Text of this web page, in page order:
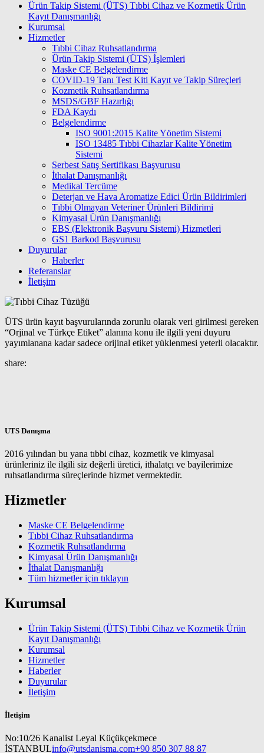
Ürün Takip Sistemi (ÜTS) Tıbbi Cihaz ve Kozmetik Ürün
Kayıt Danışmanlığı
Kurumsal
Hizmetler
Tıbbi Cihaz Ruhsatlandırma
Ürün Takip Sistemi (ÜTS) İşlemleri
Maske CE Belgelendirme
COVID-19 Tanı Test Kiti Kayıt ve Takip Süreçleri
Kozmetik Ruhsatlandırma
MSDS/GBF Hazırlığı
FDA Kaydı
Belgelendirme
ISO 9001:2015 Kalite Yönetim Sistemi
ISО 13485 Tıbbi Cihazlar Kalite Yönetim
Sistemi
Serbest Satış Sertifikası Başvurusu
İthalat Danışmanlığı
Medikal Tercüme
Deterjan ve Hava Aromatize Edici Ürün Bildirimleri
Tıbbi Olmayan Veteriner Ürünleri Bildirimi
Kimyasal Ürün Danışmanlığı
EBS (Elektronik Başvuru Sistemi) Hizmetleri
GS1 Barkod Başvurusu
Duyurular
Haberler
Referanslar
İletişim
ÜTS ürün kayıt başvurularında zorunlu olarak veri girilmesi gereken
“Orjinal ve Türkçe Etiket” alanına konu ile ilgili yeni duyuru
yayımlanana kadar sadece orijinal etiket yüklenmesi yeterli olacaktır.
share:
UTS Danışma
2016 yılından bu yana tıbbi cihaz, kozmetik ve kimyasal
ürünleriniz ile ilgili siz değerli üretici, ithalatçı ve bayilerimize
ruhsatlandırma süreçlerinde hizmet vermektedir.
Hizmetler
Maske CE Belgelendirme
Tıbbi Cihaz Ruhsatlandırma
Kozmetik Ruhsatlandırma
Kimyasal Ürün Danışmanlığı
İthalat Danışmanlığı
Tüm hizmetler için tıklayın
Kurumsal
Ürün Takip Sistemi (ÜTS) Tıbbi Cihaz ve Kozmetik Ürün
Kayıt Danışmanlığı
Kurumsal
Hizmetler
Haberler
Duyurular
İletişim
İletişim
No:10/26 Kanalist Leyal Küçükçekmece
İSTANBULinfo@utsdanisma.com+90 850 307 88 87